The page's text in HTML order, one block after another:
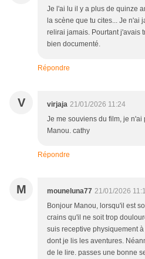
Je l'ai lu il y a plus de quinze
la scène que tu cites... Je n'ai
relirai jamais. Pourtant j'avais
bien documenté.
Répondre
V virjaja 21/01/2026 11:24
Je me souviens du film, je
Manou. cathy
Répondre
M mouneluna77 21/01/2026
Bonjour Manou, lorsqu'il est
crains qu'il ne soit trop
suis receptive physiquement
dont je lis les aventures.
de le lire. passes une bonne